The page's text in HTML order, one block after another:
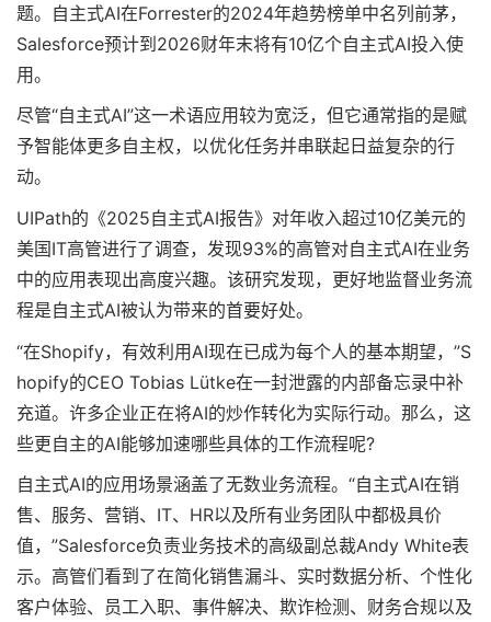
题。自主式AI在Forrester的2024年趋势榜单中名列前茅，
Salesforce预计到2026财年末将有10亿个自主式AI投入使
用。
尽管“自主式AI”这一术语应用较为宽泛，但它通常指的是赋
予智能体更多自主权，以优化任务并串联起日益复杂的行
动。
UIPath的《2025自主式AI报告》对年收入超过10亿美元的
美国IT高管进行了调查，发现93%的高管对自主式AI在业务
中的应用表现出高度兴趣。该研究发现，更好地监督业务流
程是自主式AI被认为带来的首要好处。
“在Shopify，有效利用AI现在已成为每个人的基本期望，”S
hopify的CEO Tobias Lütke在一封泄露的内部备忘录中补
充道。许多企业正在将AI的炒作转化为实际行动。那么，这
些更自主的AI能够加速哪些具体的工作流程呢?
自主式AI的应用场景涵盖了无数业务流程。“自主式AI在销
售、服务、营销、IT、HR以及所有业务团队中都极具价
值，”Salesforce负责业务技术的高级副总裁Andy White表
示。高管们看到了在简化销售漏斗、实时数据分析、个性化
客户体验、员工入职、事件解决、欺诈检测、财务合规以及